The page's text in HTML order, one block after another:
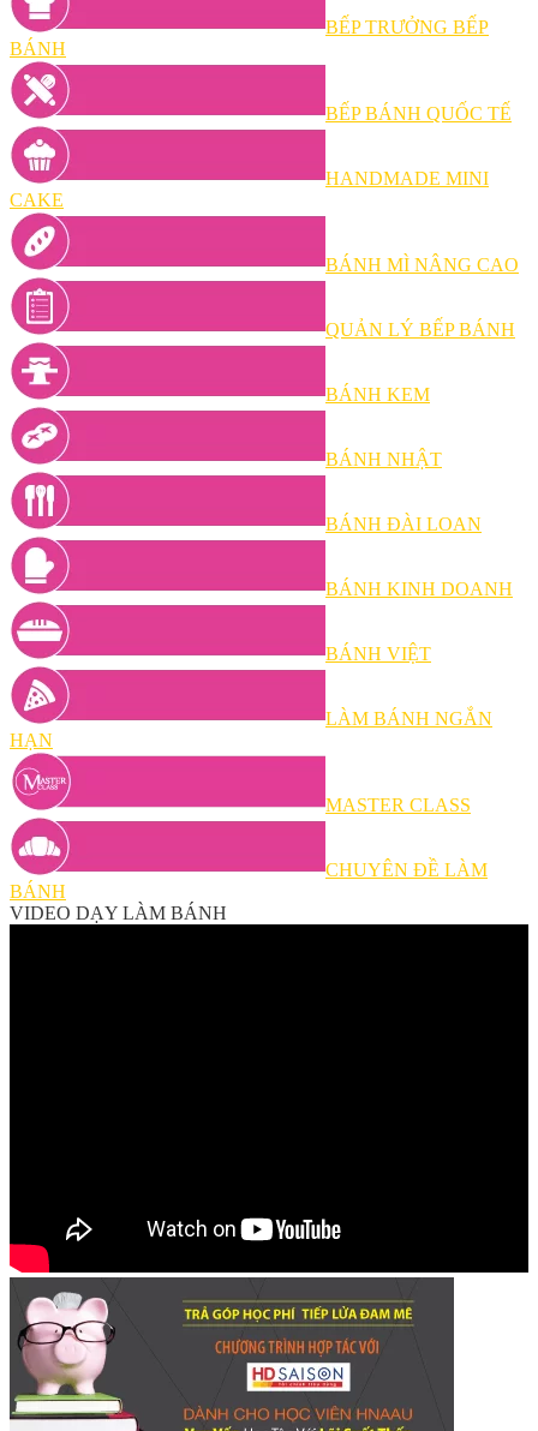
BẾP TRƯỞNG BẾP
BÁNH
BẾP BÁNH QUỐC TẾ
HANDMADE MINI
CAKE
BÁNH MÌ NÂNG CAO
QUẢN LÝ BẾP BÁNH
BÁNH KEM
BÁNH NHẬT
BÁNH ĐÀI LOAN
BÁNH KINH DOANH
BÁNH VIỆT
LÀM BÁNH NGẮN
HẠN
MASTER CLASS
CHUYÊN ĐỀ LÀM
BÁNH
VIDEO DẠY LÀM BÁNH